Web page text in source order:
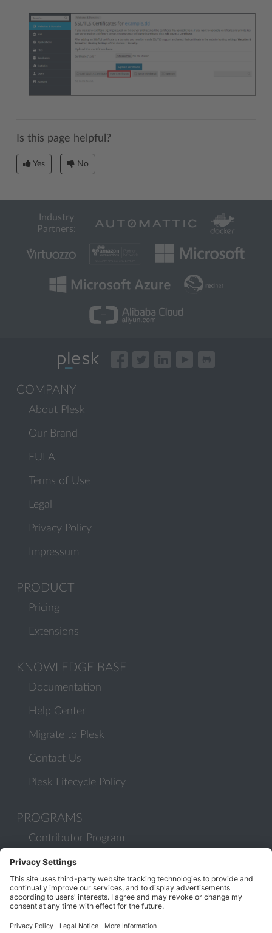
Is this page helpful?
Yes No
Industry
Partners:
COMPANY
About Plesk
Our Brand
EULA
Terms of Use
Legal
Privacy Policy
Impressum
PRODUCT
Pricing
Extensions
KNOWLEDGE BASE
Documentation
Help Center
Migrate to Plesk
Contact Us
Plesk Lifecycle Policy
PROGRAMS
Contributor Program
Partner Program
COMMUNITY